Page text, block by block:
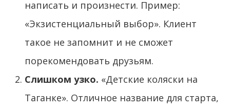
написать и произнести. Пример:
«Экзистенциальный выбор». Клиент
такое не запомнит и не сможет
порекомендовать друзьям.
Слишком узко. «Детские коляски на
Таганке». Отличное название для старта,